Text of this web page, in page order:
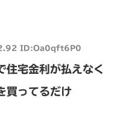
ID:Oa0qft6P0
住宅金利が払えなく
買ってるだけ